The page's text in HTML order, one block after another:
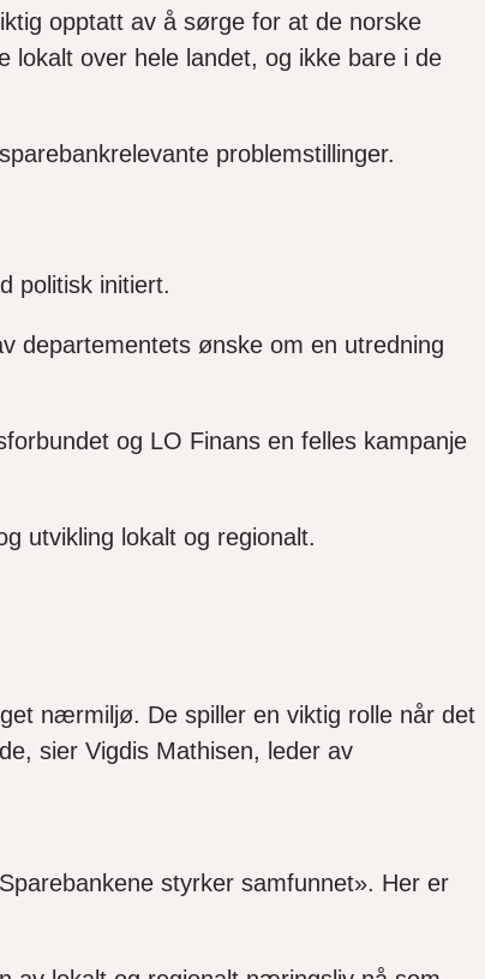
opptatt av å sørge for at de norske
lokalt over hele landet, og ikke bare i de
problemstillinger.
politisk initiert.
departementets ønske om en utredning
og LO Finans en felles kampanje
utvikling lokalt og regionalt.
nærmiljø. De spiller en viktig rolle når det
sier Vigdis Mathisen, leder av
styrker samfunnet». Her er